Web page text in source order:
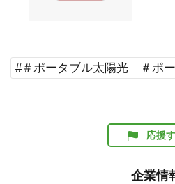
#＃ポータブル太陽光 ＃ポ
応援
企業情